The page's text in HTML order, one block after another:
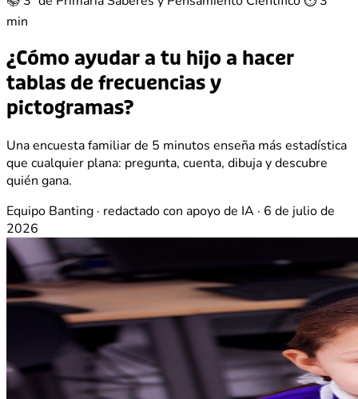
min
¿Cómo ayudar a tu hijo a hacer
tablas de frecuencias y
pictogramas?
Una encuesta familiar de 5 minutos enseña más estadística
que cualquier plana: pregunta, cuenta, dibuja y descubre
quién gana.
Equipo Banting · redactado con apoyo de IA · 6 de julio de
2026